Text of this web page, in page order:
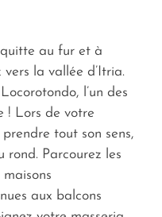
quitte au fur et à
vers la vallée d’Itria.
l’un des
! Lors de votre
tout son sens,
rond. Parcourez les
aux balcons